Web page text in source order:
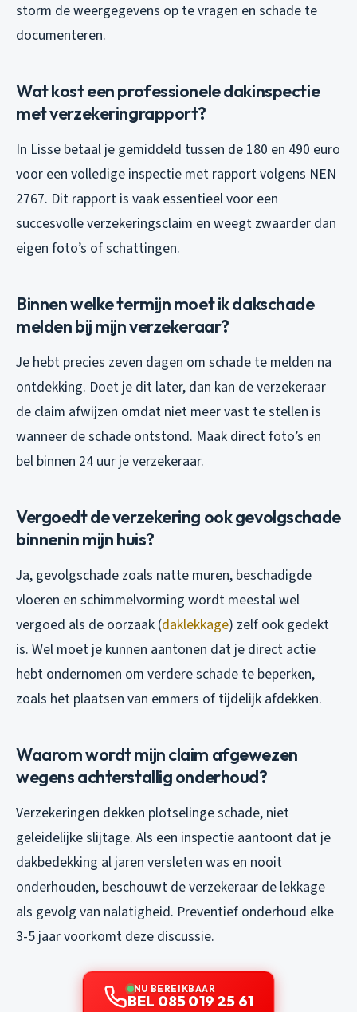
storm de weergegevens op te vragen en schade te
documenteren.
Wat kost een professionele dakinspectie
met verzekeringrapport?
In Lisse betaal je gemiddeld tussen de 180 en 490 euro
voor een volledige inspectie met rapport volgens NEN
2767. Dit rapport is vaak essentieel voor een
succesvolle verzekeringsclaim en weegt zwaarder dan
eigen foto’s of schattingen.
Binnen welke termijn moet ik dakschade
melden bij mijn verzekeraar?
Je hebt precies zeven dagen om schade te melden na
ontdekking. Doet je dit later, dan kan de verzekeraar
de claim afwijzen omdat niet meer vast te stellen is
wanneer de schade ontstond. Maak direct foto’s en
bel binnen 24 uur je verzekeraar.
Vergoedt de verzekering ook gevolgschade
binnenin mijn huis?
Ja, gevolgschade zoals natte muren, beschadigde
vloeren en schimmelvorming wordt meestal wel
vergoed als de oorzaak (daklekkage) zelf ook gedekt
is. Wel moet je kunnen aantonen dat je direct actie
hebt ondernomen om verdere schade te beperken,
zoals het plaatsen van emmers of tijdelijk afdekken.
Waarom wordt mijn claim afgewezen
wegens achterstallig onderhoud?
Verzekeringen dekken plotselinge schade, niet
geleidelijke slijtage. Als een inspectie aantoont dat je
dakbedekking al jaren versleten was en nooit
onderhouden, beschouwt de verzekeraar de lekkage
als gevolg van nalatigheid. Preventief onderhoud elke
3-5 jaar voorkomt deze discussie.
NU BEREIKBAAR
BEL 085 019 25 61